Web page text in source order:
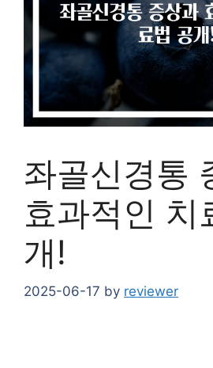
좌골신경통
효과적인 치
개!
2025-06-17 by reviewer